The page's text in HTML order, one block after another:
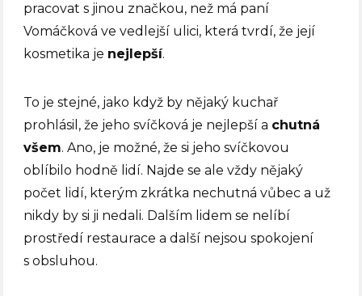
pracovat s jinou značkou, než má paní
Vomáčková ve vedlejší ulici, která tvrdí, že její
kosmetika je nejlepší.
To je stejné, jako když by nějaký kuchař
prohlásil, že jeho svíčková je nejlepší a chutná
všem. Ano, je možné, že si jeho svíčkovou
oblíbilo hodně lidí. Najde se ale vždy nějaký
počet lidí, kterým zkrátka nechutná vůbec a už
nikdy by si ji nedali. Dalším lidem se nelíbí
prostředí restaurace a další nejsou spokojení
s obsluhou.